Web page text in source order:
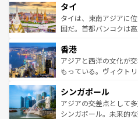
リティに包まれながら
わっ
覧を参照してほしい。
急速な発展と共に伝統
ーチミン市のフランス
醸し出している。また
とつ。フォーやバイン
ひ現地で味わいたい。
が旅行者を迎えてくれ
参照してほしい。
タイ
タイは、東南アジアに
国だ。首都バンコクは
の活気が交差している
帯で自然と触れ合い、
いビーチでリゾート気
激する。気候は一年中
が待っている。親しみ
た文化、そして多様な
香港
アジアと西洋の文化が
もっている。ヴィクト
み、どこを訪れても感
ており、効率よく見ど
うな絶景から文化的な
シンガポール
アジアの交差点として
シンガポール。未来的